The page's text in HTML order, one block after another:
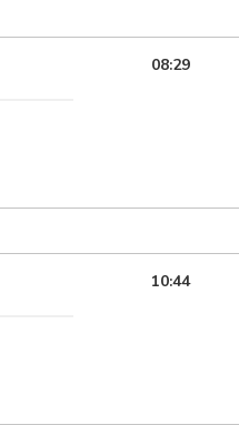
08:29
10:44